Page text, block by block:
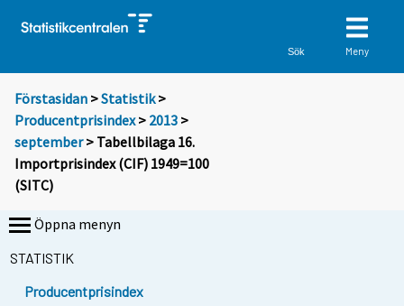
Sök Meny
Förstasidan >Statistik >
Producentprisindex> 2013 >
september> Tabellbilaga 16.
Importprisindex (CIF) 1949=100
(SITC)
Öppna menyn
STATISTIK
Producentprisindex